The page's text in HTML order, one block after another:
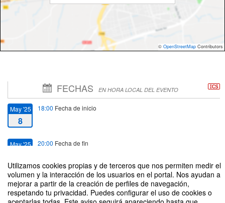
Utilizamos cookies propias y de terceros que nos permiten medir el
volumen y la interacción de los usuarios en el portal. Nos ayudan a
mejorar a partir de la creación de perfiles de navegación,
respetando tu privacidad. Puedes configurar el uso de cookies o
© OpenStreetMap Contributors
FECHAS EN HORA LOCAL DEL EVENTO
May '25
8
18:00 Fecha de inicio
May '25 20:00 Fecha de fin